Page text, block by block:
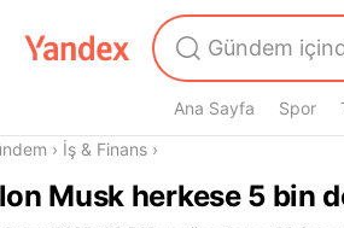
Ana Sayfa Spor
› İş & Finans ›
Musk herkese 5 bin